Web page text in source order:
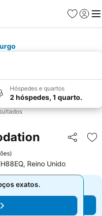
Favoritos
Iniciar
Hóspedes e quartos
2 hóspedes, 1 quarto.
Partilhar
)
Reino Unido
exatos.
exatos.